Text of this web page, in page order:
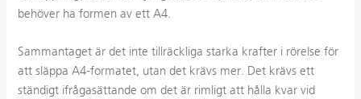
behöver ha formen av ett A4.
Sammantaget är det inte tillräckliga starka krafter i rörelse för
att släppa A4-formatet, utan det krävs mer. Det krävs ett
ständigt ifrågasättande om det är rimligt att hålla kvar vid